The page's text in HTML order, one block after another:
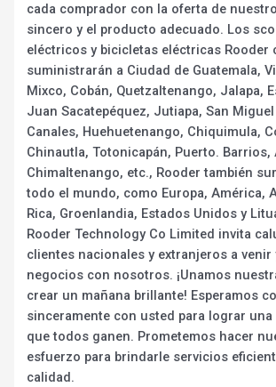
cada comprador con la oferta de
sincero y el producto adecuado. Los
eléctricos y bicicletas eléctricas Rooder
suministrarán a Ciudad de Guatemala,
Mixco, Cobán, Quetzaltenango, Jalapa,
Juan Sacatepéquez, Jutiapa, San
Canales, Huehuetenango, Chiquimula,
Chinautla, Totonicapán, Puerto. Barrios,
Chimaltenango, etc., Rooder también
todo el mundo, como Europa, América,
Rica, Groenlandia, Estados Unidos y
Rooder Technology Co Limited invita
clientes nacionales y extranjeros a venir
negocios con nosotros. ¡Unamos
crear un mañana brillante! Esperamos
sinceramente con usted para lograr
que todos ganen. Prometemos hacer
esfuerzo para brindarle servicios
calidad.